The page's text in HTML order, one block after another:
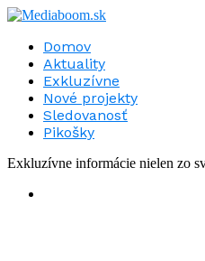
Domov
Aktuality
Exkluzívne
Nové projekty
Sledovanosť
Pikošky
Exkluzívne informácie nielen zo